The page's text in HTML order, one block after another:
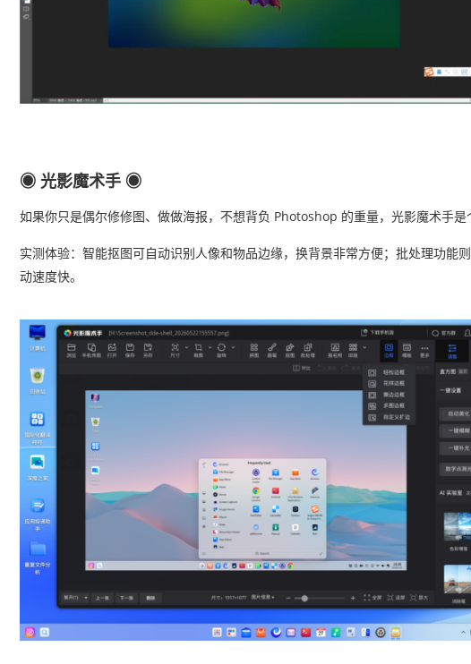
◉ 光影魔术手 ◉
如果你只是偶尔修修图、做做海报，不想背负 Photoshop 的重量，光影魔术手是
实测体验：智能抠图可自动识别人像和物品边缘，换背景非常方便；批处理功
动速度快。